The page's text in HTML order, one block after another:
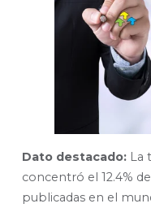
Dato destacado: La
concentró el 12.4%
publicadas en el